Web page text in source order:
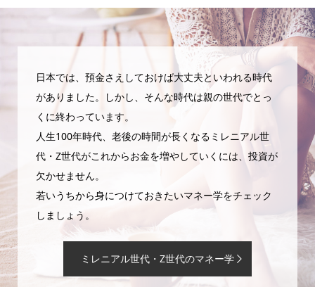
日本では、預金さえしておけば大丈夫といわれる時代
がありました。しかし、そんな時代は親の世代でとっ
くに終わっています。
人生100年時代、老後の時間が長くなるミレニアル世
代・Z世代がこれからお金を増やしていくには、投資が
欠かせません。
若いうちから身につけておきたいマネー学をチェック
しましょう。
ミレニアル世代・Z世代のマネー学